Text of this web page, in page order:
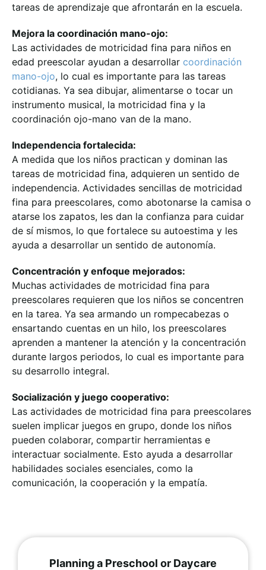
tareas de aprendizaje que afrontarán en la escuela.
Mejora la coordinación mano-ojo:
Las actividades de motricidad fina para niños en
edad preescolar ayudan a desarrollar coordinación
mano-ojo, lo cual es importante para las tareas
cotidianas. Ya sea dibujar, alimentarse o tocar un
instrumento musical, la motricidad fina y la
coordinación ojo-mano van de la mano.
Independencia fortalecida:
A medida que los niños practican y dominan las
tareas de motricidad fina, adquieren un sentido de
independencia. Actividades sencillas de motricidad
fina para preescolares, como abotonarse la camisa o
atarse los zapatos, les dan la confianza para cuidar
de sí mismos, lo que fortalece su autoestima y les
ayuda a desarrollar un sentido de autonomía.
Concentración y enfoque mejorados:
Muchas actividades de motricidad fina para
preescolares requieren que los niños se concentren
en la tarea. Ya sea armando un rompecabezas o
ensartando cuentas en un hilo, los preescolares
aprenden a mantener la atención y la concentración
durante largos periodos, lo cual es importante para
su desarrollo integral.
Socialización y juego cooperativo:
Las actividades de motricidad fina para preescolares
suelen implicar juegos en grupo, donde los niños
pueden colaborar, compartir herramientas e
interactuar socialmente. Esto ayuda a desarrollar
habilidades sociales esenciales, como la
comunicación, la cooperación y la empatía.
Planning a Preschool or Daycare